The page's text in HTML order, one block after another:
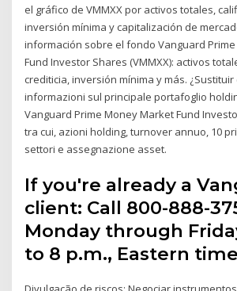
el gráfico de VMMXX por activos totales,
inversión mínima y capitalización de
información sobre el fondo Vanguard
Fund Investor Shares (VMMXX): activos
crediticia, inversión mínima y más.
informazioni sul principale portafoglio
Vanguard Prime Money Market Fund
tra cui, azioni holding, turnover annuo, 10
settori e assegnazione asset.
If you're already a
client: Call 800-888-
Monday through
to 8 p.m., Eastern time